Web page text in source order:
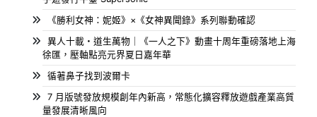
《勝利女神：妮姬》×《女神異聞錄》系列聯動確認
異人十載・道生萬物｜《一人之下》動畫十周年重磅落地上海
徐匯，壓軸點亮元界夏日嘉年華
循著鼻子找到波爾卡
7 月版號發放規模創年內新高，常態化擴容釋放遊戲產業高質
量發展清晰風向